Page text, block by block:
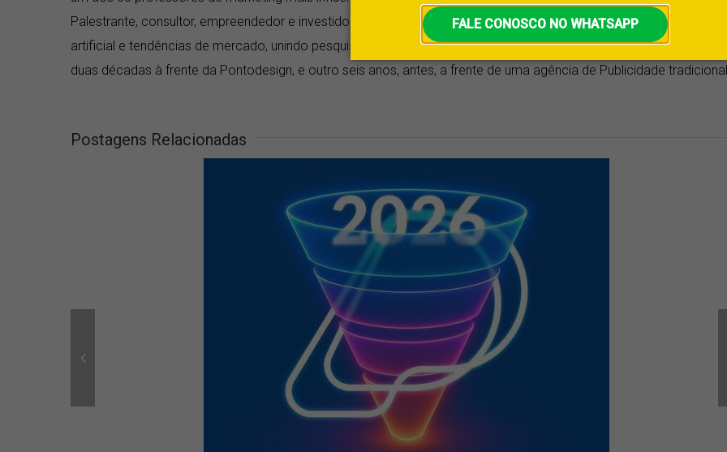
FALE CONOSCO NO WHATSAPP
Palestrante, consultor, empreendedor e investidor anjo, escreve sobre marketing, branding, design, inteligência
artificial e tendências de mercado, unindo pesquisa acadêmica à experiência prática adquirida ao longo de mais
duas décadas à frente da Pontodesign, e outro seis anos, antes, a frente de uma agência de Publicidade
Postagens Relacionadas